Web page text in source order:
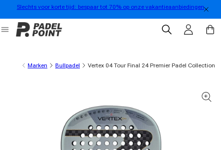
naar de inhoud
Slechts voor korte tijd: bespaar tot 70% op onze vakantieaanbiedingen
Inloggen
Marken Bullpadel Vertex 04 Tour Final 24 Premier Padel Collection